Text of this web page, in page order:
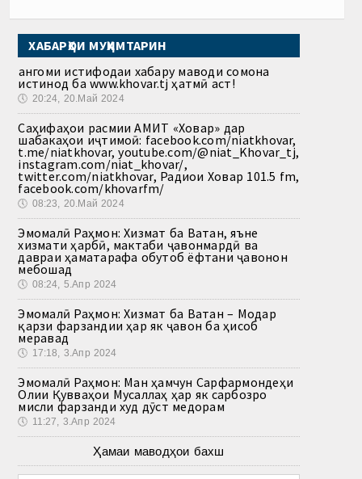
ХАБАРҲОИ МУҲИМТАРИН
Ҳангоми истифодаи хабару маводи сомона
истинод ба www.khovar.tj ҳатмӣ аст!
🕔 20:24, 20.Май 2024
Саҳифаҳои расмии АМИТ «Ховар» дар
шабакаҳои иҷтимоӣ: facebook.com/niatkhovar,
t.me/niatkhovar, youtube.com/@niat_Khovar_tj,
instagram.com/niat_khovar/,
twitter.com/niatkhovar, Радиои Ховар 101.5 fm,
facebook.com/khovarfm/
🕔 08:23, 20.Май 2024
Эмомалӣ Раҳмон: Хизмат ба Ватан, яъне
хизмати ҳарбӣ, мактаби ҷавонмардӣ ва
давраи ҳаматарафа обутоб ёфтани ҷавонон
мебошад
🕔 08:24, 5.Апр 2024
Эмомалӣ Раҳмон: Хизмат ба Ватан – Модар
қарзи фарзандии ҳар як ҷавон ба ҳисоб
меравад
🕔 17:18, 3.Апр 2024
Эмомалӣ Раҳмон: Ман ҳамчун Сарфармондеҳи
Олии Қувваҳои Мусаллаҳ ҳар як сарбозро
мисли фарзанди худ дӯст медорам
🕔 11:27, 3.Апр 2024
Ҳамаи маводҳои бахш